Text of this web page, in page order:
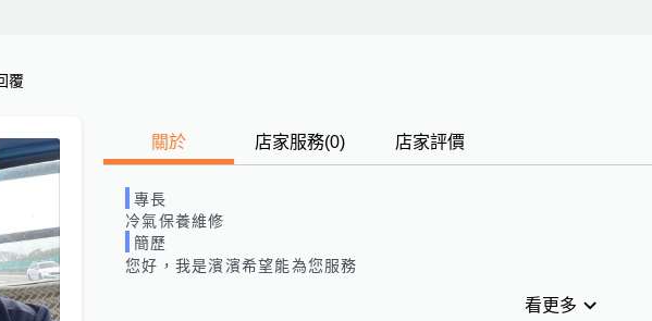
覆
關於 店家服務(0) 店家評價
專長
冷氣保養維修
簡歷
您好，我是濱濱希望能為您服務
看更多